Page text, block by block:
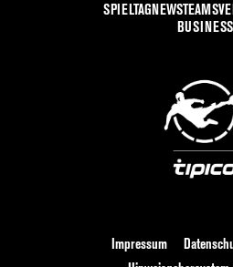
SPIELTAGNEWSTEAMS
BUSINESS
Impressum